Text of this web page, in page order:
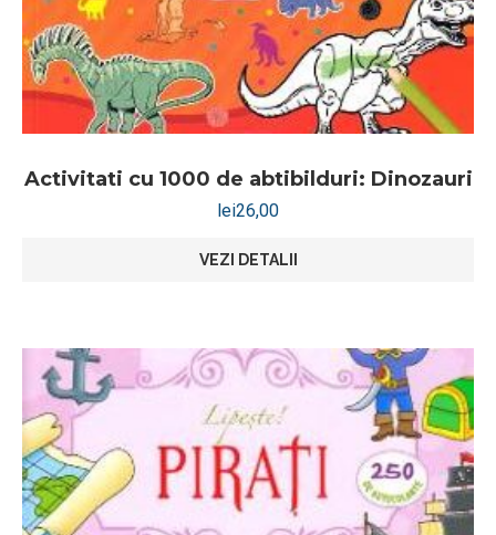
Activitati cu 1000 de abtibilduri: Dinozauri
lei26,00
VEZI DETALII